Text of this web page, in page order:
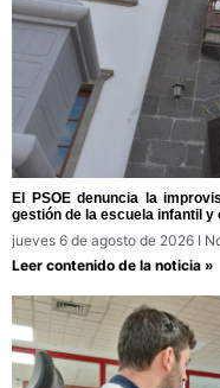
El PSOE denuncia la
gestión de la escuela infantil
jueves 6 de agosto de 2026
Leer contenido de la noticia »